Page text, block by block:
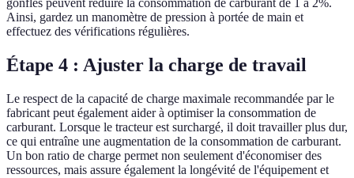
gonflés peuvent réduire la consommation de carburant de 1 à 2%.
Ainsi, gardez un manomètre de pression à portée de main et
effectuez des vérifications régulières.
Étape 4 : Ajuster la charge de travail
Le respect de la capacité de charge maximale recommandée par le
fabricant peut également aider à optimiser la consommation de
carburant. Lorsque le tracteur est surchargé, il doit travailler plus dur,
ce qui entraîne une augmentation de la consommation de carburant.
Un bon ratio de charge permet non seulement d'économiser des
ressources, mais assure également la longévité de l'équipement et